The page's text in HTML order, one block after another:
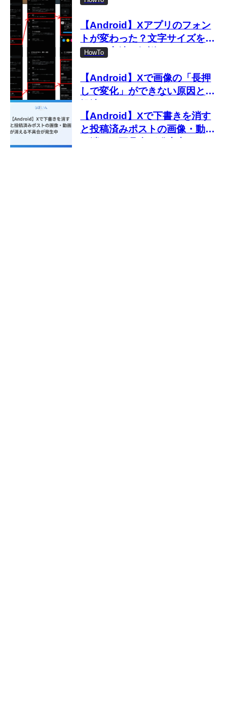
【Android】Xアプリのフォン
トが変わった？文字サイズを変
更する方法を解説
HowTo
【Android】Xで画像の「長押
しで変化」ができない原因と対
【Android】Xで下書きを消す
と投稿済みポストの画像・動画